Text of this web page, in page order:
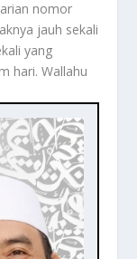
nomor
jauh sekali
yang
hari. Wallahu